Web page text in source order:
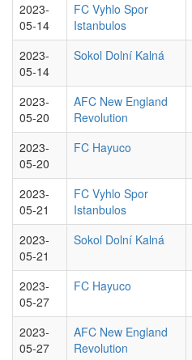
2023-
05-14
FC Vyhlo Spor
Istanbulos
2023-
05-14
Sokol Dolní Kalná
2023-
05-20
AFC New England
Revolution
2023-
05-20
FC Hayuco
2023-
05-21
FC Vyhlo Spor
Istanbulos
2023-
05-21
Sokol Dolní Kalná
2023-
05-27
FC Hayuco
2023-
05-27
AFC New England
Revolution